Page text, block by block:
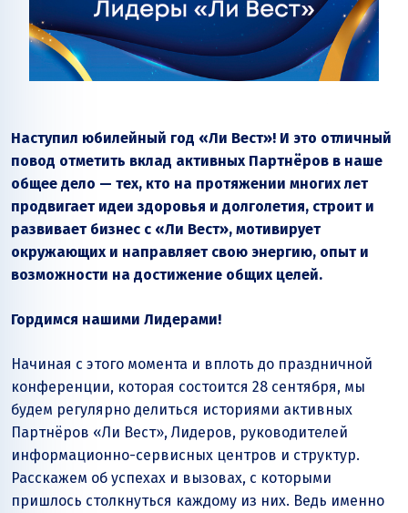
Наступил юбилейный год «Ли Вест»! И это отличный
повод отметить вклад активных Партнёров в наше
общее дело — тех, кто на протяжении многих лет
продвигает идеи здоровья и долголетия, строит и
развивает бизнес с «Ли Вест», мотивирует
окружающих и направляет свою энергию, опыт и
возможности на достижение общих целей.
Гордимся нашими Лидерами!
Начиная с этого момента и вплоть до праздничной
конференции, которая состоится 28 сентября, мы
будем регулярно делиться историями активных
Партнёров «Ли Вест», Лидеров, руководителей
информационно-сервисных центров и структур.
Расскажем об успехах и вызовах, с которыми
пришлось столкнуться каждому из них. Ведь именно